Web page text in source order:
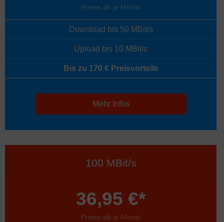
Preise ab je Monat
Download bis 50 MBit/s
Upload bis 10 MBit/s
Bis zu 170 € Preisvorteile
Mehr Infos
100 MBit/s
36,95 €*
Preise ab je Monat